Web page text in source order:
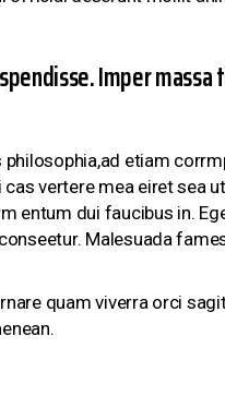
Imper massa
etiam
vertere mea eiret sea
entum dui faucibus in.
Malesuada
quam viverra orci